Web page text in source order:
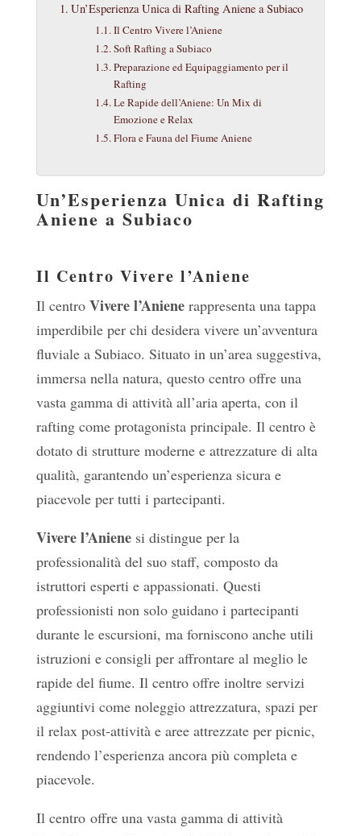
Un’Esperienza Unica di Rafting Aniene a Subiaco
Il Centro Vivere l’Aniene
Soft Rafting a Subiaco
Preparazione ed Equipaggiamento per il
Rafting
Le Rapide dell’Aniene: Un Mix di
Emozione e Relax
Flora e Fauna del Fiume Aniene
Un’Esperienza Unica di Rafting
Aniene a Subiaco
Il Centro Vivere l’Aniene
Il centro Vivere l’Anienerappresenta una tappa
imperdibile per chi desidera vivere un’avventura
fluviale a Subiaco. Situato in un’area suggestiva,
immersa nella natura, questo centro offre una
vasta gamma di attività all’aria aperta, con il
rafting come protagonista principale. Il centro è
dotato di strutture moderne e attrezzature di alta
qualità, garantendo un’esperienza sicura e
piacevole per tutti i partecipanti.
Vivere l’Anienesi distingue per la
professionalità del suo staff, composto da
istruttori esperti e appassionati. Questi
professionisti non solo guidano i partecipanti
durante le escursioni, ma forniscono anche utili
istruzioni e consigli per affrontare al meglio le
rapide del fiume. Il centro offre inoltre servizi
aggiuntivi come noleggio attrezzatura, spazi per
il relax post-attività e aree attrezzate per picnic,
rendendo l’esperienza ancora più completa e
piacevole.
Il centro offre una vasta gamma di attività